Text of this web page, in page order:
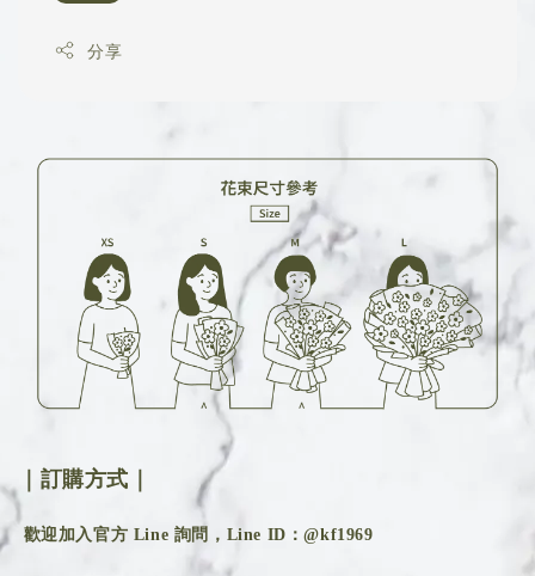
分享
｜訂購方式｜
歡迎加入官方 Line 詢問，Line ID：@kf1969